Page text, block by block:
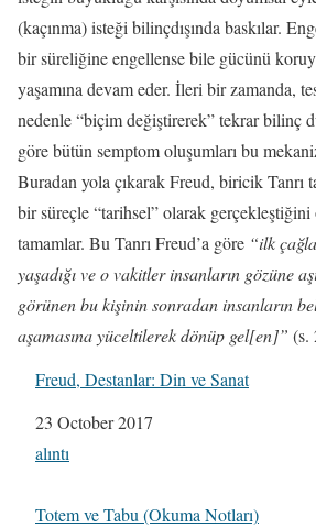
(kaçınma) isteği bilinçdışında baskılar.
bir süreliğine engellense bile gücünü
yaşamına devam eder. İleri bir zamanda,
nedenle “biçim değiştirerek” tekrar bilinç
göre bütün semptom oluşumları bu
Buradan yola çıkarak Freud, biricik Tanrı
bir süreçle “tarihsel” olarak gerçekleştiğini
tamamlar. Bu Tanrı Freud’a göre “ilk
yaşadığı ve o vakitler insanların gözüne
görünen bu kişinin sonradan insanların
aşamasına yüceltilerek dönüp gel[en]” (s.
Freud, Destanlar: Din ve Sanat
Date
23 October 2017
In relation to
alıntı
Totem ve Tabu (Okuma Notları)